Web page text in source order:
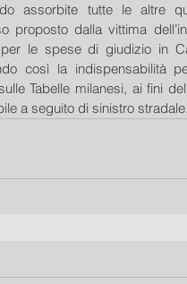
assorbite tutte le altre
proposto dalla vittima
le spese di giudizio in
così la indispensabilità
Tabelle milanesi, ai fini
a seguito di sinistro